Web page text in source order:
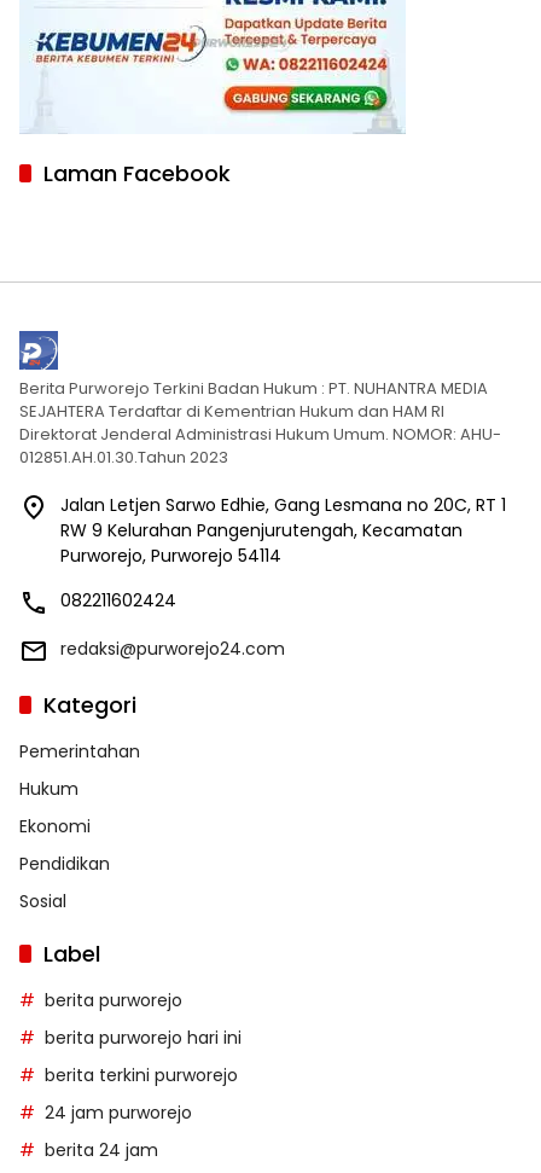
Laman Facebook
Berita Purworejo Terkini Badan Hukum : PT. NUHANTRA MEDIA
SEJAHTERA Terdaftar di Kementrian Hukum dan HAM RI
Direktorat Jenderal Administrasi Hukum Umum. NOMOR: AHU-
012851.AH.01.30.Tahun 2023
Jalan Letjen Sarwo Edhie, Gang Lesmana no 20C, RT 1
RW 9 Kelurahan Pangenjurutengah, Kecamatan
Purworejo, Purworejo 54114
082211602424
redaksi@purworejo24.com
Kategori
Pemerintahan
Hukum
Ekonomi
Pendidikan
Sosial
Label
berita purworejo
berita purworejo hari ini
berita terkini purworejo
24 jam purworejo
berita 24 jam